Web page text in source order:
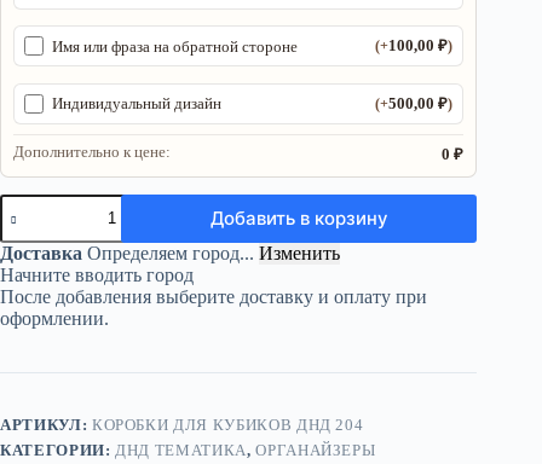
Имя или фраза на обратной стороне (+100,00₽)
Индивидуальный дизайн (+500,00₽)
Дополнительно к цене: 0 ₽
Количество
товара
Органайзер
ДнД
«Мастер
подземелья
2»
Добавить в корзину
Доставка Определяем город... Изменить
Начните вводить город
После добавления выберите доставку и оплату при
оформлении.
АРТИКУЛ: КОРОБКИ ДЛЯ КУБИКОВ ДНД 204
КАТЕГОРИИ: ДНД ТЕМАТИКА,ОРГАНАЙЗЕРЫ